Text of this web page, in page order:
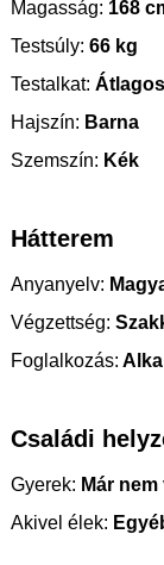
Magasság: 168
Testsúly: 66 kg
Testalkat: Átlagos
Hajszín: Barna
Szemszín: Kék
Hátterem
Anyanyelv:
Végzettség:
Foglalkozás:
Családi
Gyerek: Már
Akivel élek: